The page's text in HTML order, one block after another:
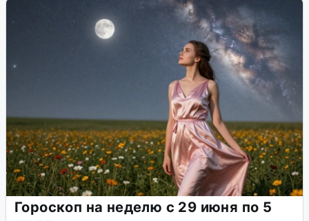
Гороскоп на неделю с 29 июня по 5